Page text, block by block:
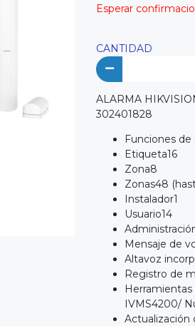
Esperar
CANTIDAD
ALARMA
302401828
Funciones
Etiqueta16
Zona8
Zonas48
Instalador1
Usuario14
Mensaje de
Altavoz
Registro de
IVMS4200/
Actualización